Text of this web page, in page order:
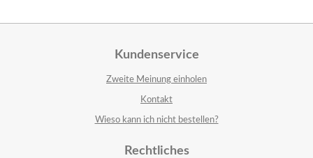
Kundenservice
Zweite Meinung einholen
Kontakt
Wieso kann ich nicht bestellen?
Rechtliches